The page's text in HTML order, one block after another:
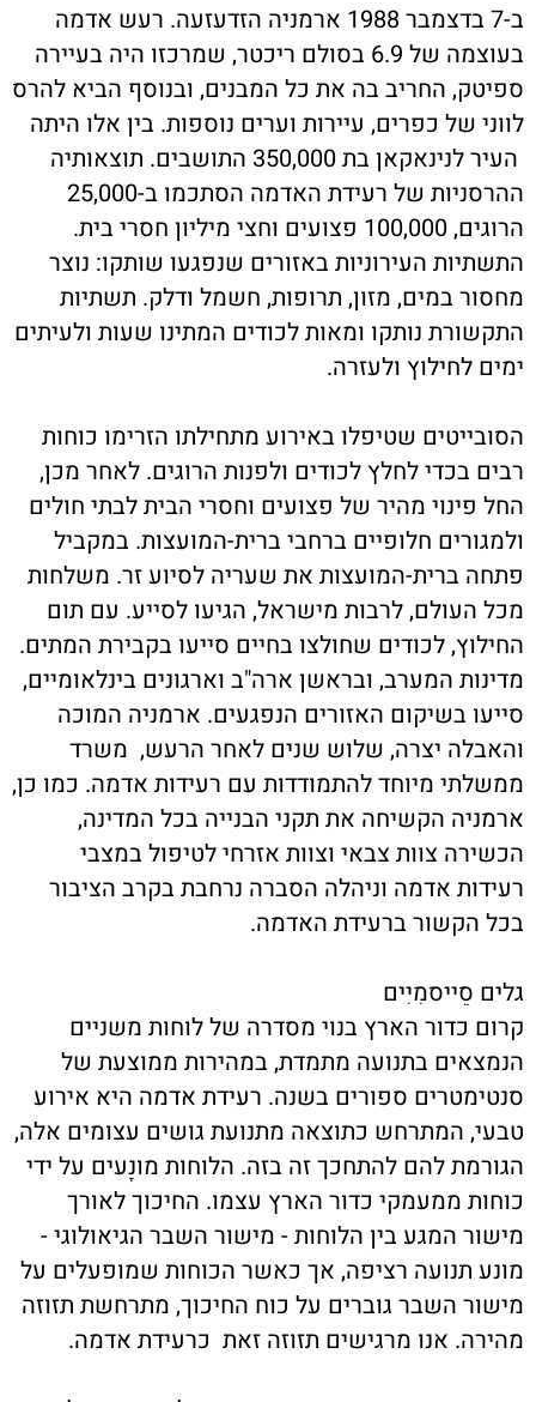
ב-7 בדצמבר 1988 ארמניה הזדעזעה. רעש אדמה
בעוצמה של 6.9 בסולם ריכטר, שמרכזו היה בעיירה
ספיטק, החריב בה את כל המבנים, ובנוסף הביא להרס
לווני של כפרים, עיירות וערים נוספות. בין אלו היתה
העיר לנינאקאן בת 350,000 התושבים. תוצאותיה
ההרסניות של רעידת האדמה הסתכמו ב-25,000
הרוגים, 100,000 פצועים וחצי מיליון חסרי בית.
התשתיות העירוניות באזורים שנפגעו שותקו: נוצר
מחסור במים, מזון, תרופות, חשמל ודלק. תשתיות
התקשורת נותקו ומאות לכודים המתינו שעות ולעיתים
ימים לחילוץ ולעזרה.
הסובייטים שטיפלו באירוע מתחילתו הזרימו כוחות
רבים בכדי לחלץ לכודים ולפנות הרוגים. לאחר מכן,
החל פינוי מהיר של פצועים וחסרי הבית לבתי חולים
ולמגורים חלופיים ברחבי ברית-המועצות. במקביל
פתחה ברית-המועצות את שעריה לסיוע זר. משלחות
מכל העולם, לרבות מישראל, הגיעו לסייע. עם תום
החילוץ, לכודים שחולצו בחיים סייעו בקבירת המתים.
מדינות המערב, ובראשן ארה"ב וארגונים בינלאומיים,
סייעו בשיקום האזורים הנפגעים. ארמניה המוכה
והאבלה יצרה, שלוש שנים לאחר הרעש, משרד
ממשלתי מיוחד להתמודדות עם רעידות אדמה. כמו כן,
ארמניה הקשיחה את תקני הבנייה בכל המדינה,
הכשירה צוות צבאי וצוות אזרחי לטיפול במצבי
רעידות אדמה וניהלה הסברה נרחבת בקרב הציבור
בכל הקשור ברעידת האדמה.
גלים סֵייסמִיִים
קרום כדור הארץ בנוי מסדרה של לוחות משניים
הנמצאים בתנועה מתמדת, במהירות ממוצעת של
סנטימטרים ספורים בשנה. רעידת אדמה היא אירוע
טבעי, המתרחש כתוצאה מתנועת גושים עצומים אלה,
הגורמת להם להתחכך זה בזה. הלוחות מוּנָעים על ידי
כוחות ממעמקי כדור הארץ עצמו. החיכוך לאורך
מישור המגע בין הלוחות - מישור השבר הגיאולוגי -
מונע תנועה רציפה, אך כאשר הכוחות שמופעלים על
מישור השבר גוברים על כוח החיכוך, מתרחשת תזוזה
מהירה. אנו מרגישים תזוזה זאת כרעידת אדמה.